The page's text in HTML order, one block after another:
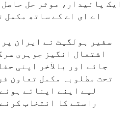
ایک پائیدار، موثر حل
اے ای اے کے ساتھ مکمل
سفیر ہولگیٹ نے ایران
اشتعال انگیز جوہری
جائے اور بالآخر اپنی
تحت مطلوبہ مکمل تعاون
لیے اپنے اپنائے
راستے کا انتخاب